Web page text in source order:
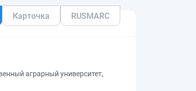
Карточка RUSMARC
аграрный университет,